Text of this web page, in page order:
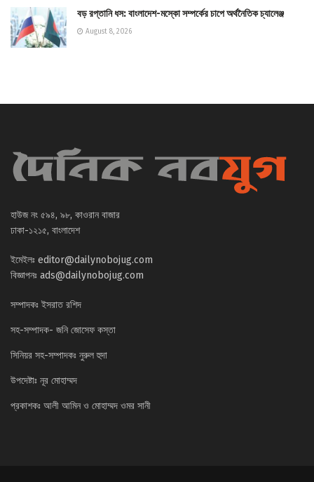
বড় রপ্তানি ধস: বাংলাদেশ-মস্কো সম্পর্কের চাপে অর্থনৈতিক চ্যালেঞ্জ
August 8, 2026
হাউজ নং ৫৯৪, ৯৮, কাওরান বাজার
ঢাকা-১২১৫, বাংলাদেশ
ইমেইলঃ editor@dailynobojug.com
বিজ্ঞাপনঃ ads@dailynobojug.com
সম্পাদকঃ ইসরাত রশিদ
সহ-সম্পাদক- জনি জোসেফ কস্তা
সিনিয়র সহ-সম্পাদকঃ নুরুল হুদা
উপদেষ্টাঃ নূর মোহাম্মদ
প্রকাশকঃ আলী আমিন ও মোহাম্মদ ওমর সানী